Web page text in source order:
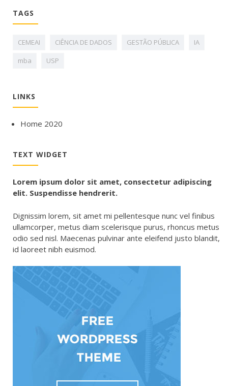
TAGS
CEMEAI CIÊNCIA DE DADOS GESTÃO PÚBLICA
IA
mba
USP
LINKS
Home 2020
TEXT WIDGET
Lorem ipsum dolor sit amet, consectetur adipiscing
elit. Suspendisse hendrerit.
Dignissim lorem, sit amet mi pellentesque nunc vel finibus
ullamcorper, metus diam scelerisque purus, rhoncus metus
odio sed nisl. Maecenas pulvinar ante eleifend justo blandit,
id laoreet nibh euismod.